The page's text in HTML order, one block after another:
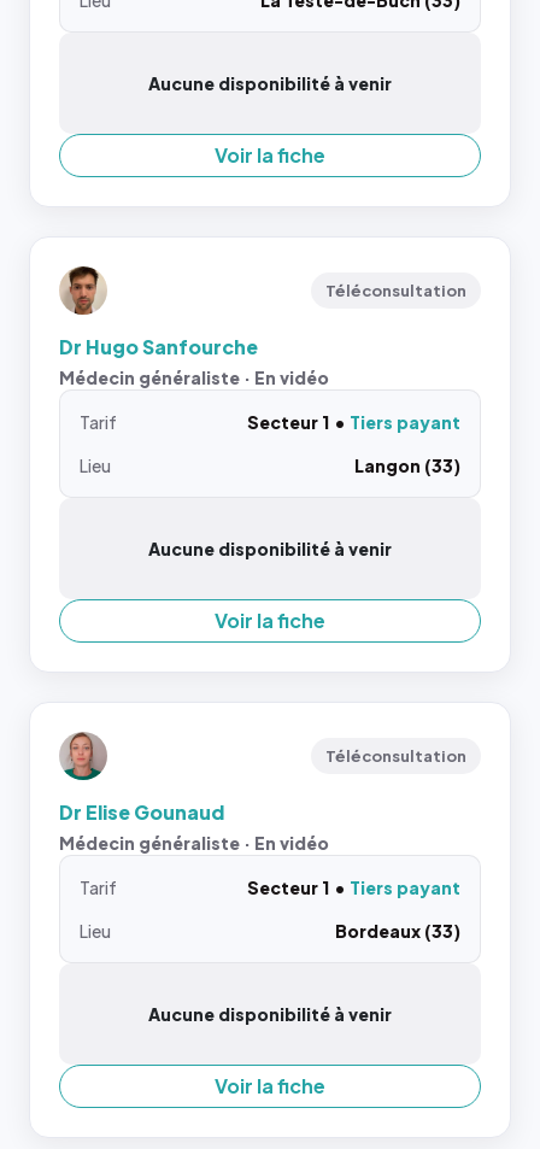
Aucune disponibilité à venir
Voir la fiche
Téléconsultation
Dr Hugo Sanfourche
Médecin généraliste · En vidéo
Tarif Secteur 1
Tiers payant
Lieu
Langon (33)
Aucune disponibilité à venir
Voir la fiche
Téléconsultation
Dr Elise Gounaud
Médecin généraliste · En vidéo
Tarif Secteur 1
Tiers payant
Lieu
Bordeaux (33)
Aucune disponibilité à venir
Voir la fiche